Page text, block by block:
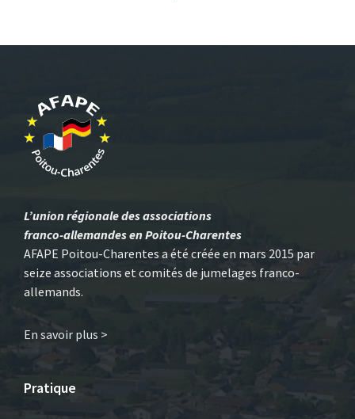
L’union régionale des associations
franco-allemandes en Poitou-Charentes
AFAPE Poitou-Charentes a été créée en mars 2015 par
seize associations et comités de jumelages franco-
allemands.
En savoir plus >
Pratique